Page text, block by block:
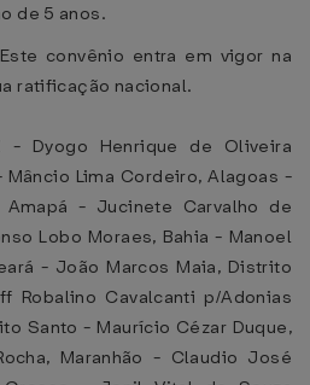
de 5 anos.
convênio entra em vigor na
ratificação nacional.
- Dyogo Henrique de Oliveira
Lima Cordeiro, Alagoas -
- Jucinete Carvalho de
Lobo Moraes, Bahia - Manoel
- João Marcos Maia, Distrito
Robalino Cavalcanti p/Adonias
Santo - Maurício Cézar Duque,
Maranhão - Claudio José